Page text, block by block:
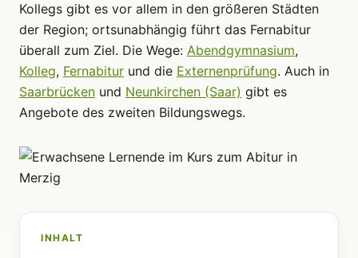
Kollegs gibt es vor allem in den größeren Städten
der Region; ortsunabhängig führt das Fernabitur
überall zum Ziel. Die Wege: Abendgymnasium,
Kolleg, Fernabitur und die Externenprüfung. Auch in
Saarbrücken und Neunkirchen (Saar) gibt es
Angebote des zweiten Bildungswegs.
INHALT